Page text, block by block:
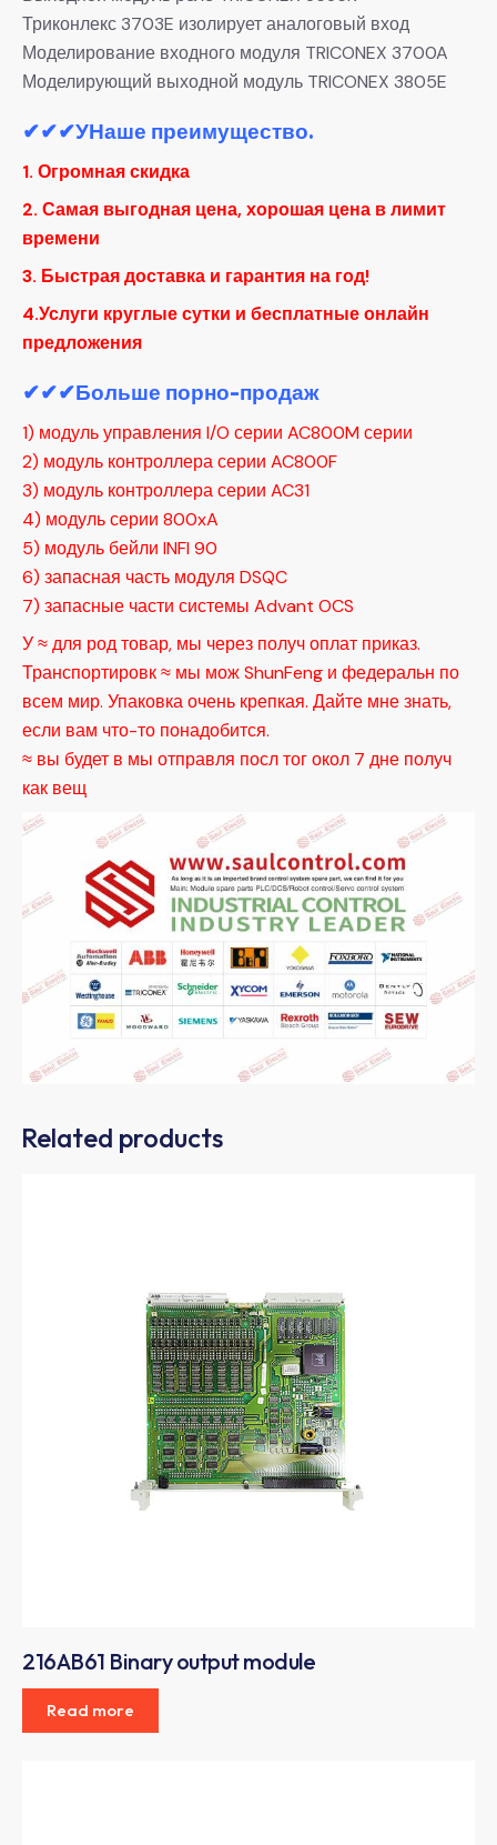
Триконлекс 3703E изолирует аналоговый вход
Моделирование входного модуля TRICONEX 3700A
Моделирующий выходной модуль TRICONEX 3805E
✔✔✔УНаше преимущество.
1. Огромная скидка
2. Самая выгодная цена, хорошая цена в лимит
времени
3. Быстрая доставка и гарантия на год!
4.Услуги круглые сутки и бесплатные онлайн
предложения
✔✔✔Больше порно-продаж
1) модуль управления I/O серии AC800M серии
2) модуль контроллера серии AC800F
3) модуль контроллера серии AC31
4) модуль серии 800xA
5) модуль бейли INFI 90
6) запасная часть модуля DSQC
7) запасные части системы Advant OCS
У ≈ для род товар, мы через получ оплат приказ.
Транспортировк ≈ мы мож ShunFeng и федеральн по
всем мир. Упаковка очень крепкая. Дайте мне знать,
если вам что-то понадобится.
≈ вы будет в мы отправля посл тог окол 7 дне получ
как вещ
Related products
216AB61 Binary output module
Read more